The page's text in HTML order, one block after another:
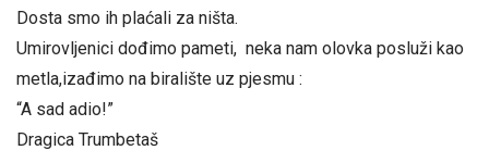
Dosta smo ih plaćali za ništa.
Umirovljenici dođimo pameti, neka nam olovka posluži kao
metla,izađimo na biralište uz pjesmu :
“A sad adio!”
Dragica Trumbetaš